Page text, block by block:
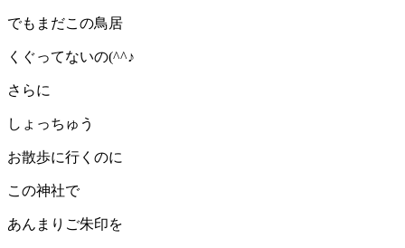
でもまだこの鳥居
くぐってないの(^^♪
さらに
しょっちゅう
お散歩に行くのに
この神社で
あんまりご朱印を